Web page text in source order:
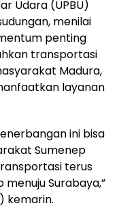
Udara (UPBU)
menilai
penting
transportasi
Madura,
layanan
ini bisa
Sumenep
terus
Surabaya,”
kemarin.